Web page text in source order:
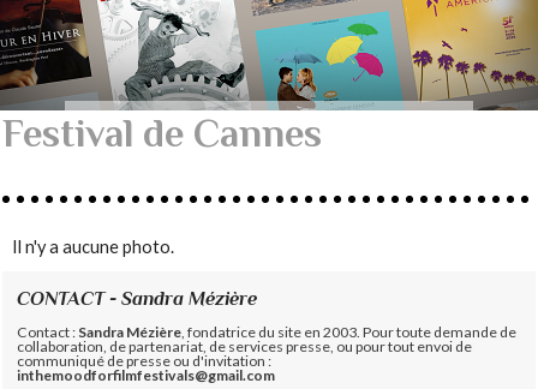
Festival de Cannes
Il n'y a aucune photo.
CONTACT - Sandra Mézière
Contact : Sandra Mézière , fondatrice du site en 2003. Pour toute demande de
collaboration, de partenariat, de services presse, ou pour tout envoi de
communiqué de presse ou d'invitation :
inthemoodforfilmfestivals@gmail.com